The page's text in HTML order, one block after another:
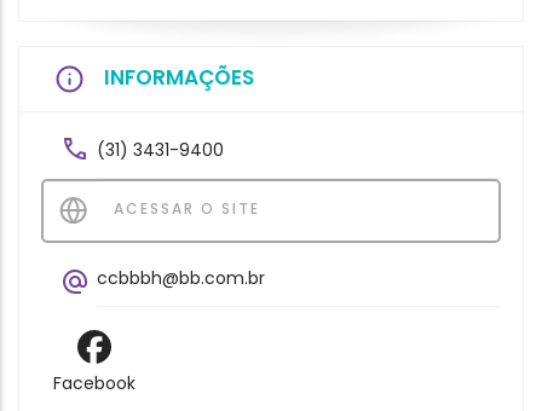
INFORMAÇÕES
(31) 3431-9400
ACESSAR O SITE
ccbbbh@bb.com.br
Facebook